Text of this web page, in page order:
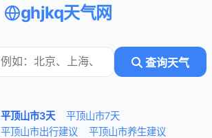
ghjkq天气网
查询天气
平顶山市3天
平顶山市7天
平顶山市出行建议
平顶山市养生建议